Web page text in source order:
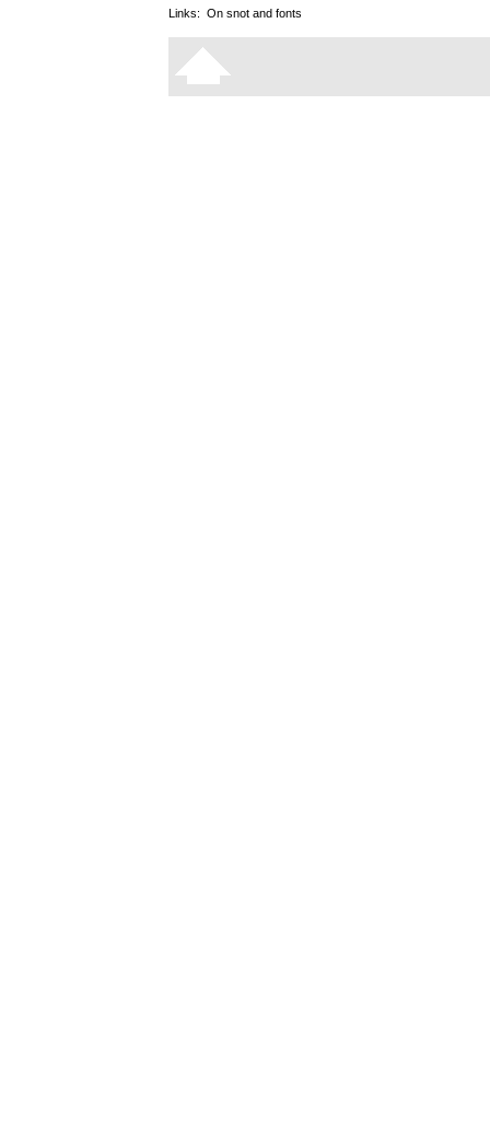
Links: On snot and fonts